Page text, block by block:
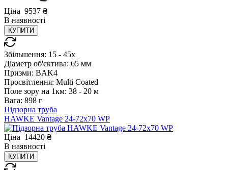
Ціна 9537 ₴
В наявності
КУПИТИ
Збільшення: 15 - 45x
Діаметр об'єктива: 65 мм
Призми: BAK4
Просвітлення: Multi Coated
Поле зору на 1км: 38 - 20 м
Вага: 898 г
Підзорна труба
HAWKE Vantage 24-72x70 WP
Ціна 14420 ₴
В наявності
КУПИТИ